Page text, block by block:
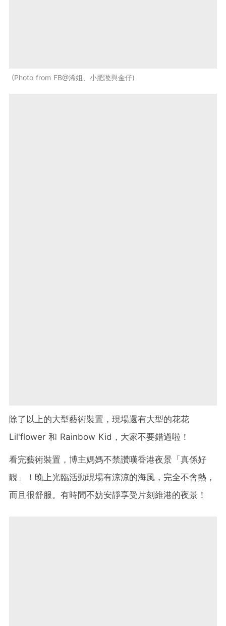
Photo from FB@浠姐、小肥滺與金仔
除了以上的大型藝術裝置，現場還有大型的花花
Lil'flower 和 Rainbow Kid，大家不要錯過啦！
看完藝術裝置，博主媽媽不禁讚嘆香港夜景「真係好
靚」！晚上光臨活動現場有涼涼的海風，完全不會熱，
而且很舒服。有時間不妨安靜享受片刻維港的夜景！